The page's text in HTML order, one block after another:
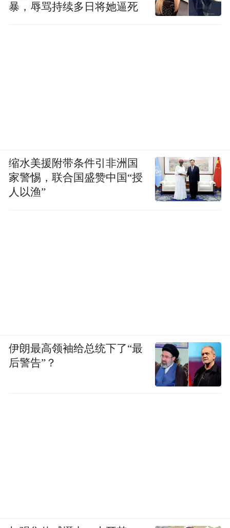
暴，辱骂持续多日将她逼死
缩水美援附带条件引非洲国
家警惕，联合国盛赞中国“授
人以渔”
伊朗最高领袖给总统下了“最
后警告”？